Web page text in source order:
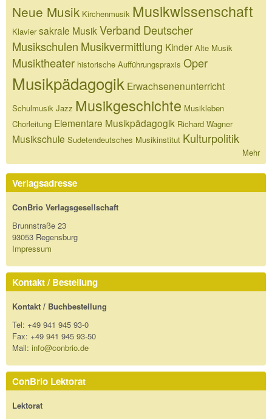
Neue Musik Kirchenmusik Musikwissenschaft
Klavier sakrale Musik Verband Deutscher
Musikschulen Musikvermittlung Kinder Alte Musik
Musiktheater historische Aufführungspraxis Oper
Musikpädagogik Erwachsenenunterricht
Schulmusik Jazz Musikgeschichte Musikleben
Chorleitung Elementare Musikpädagogik Richard Wagner
Musikschule Sudetendeutsches Musikinstitut Kulturpolitik
Mehr
Verlagsadresse
ConBrio Verlagsgesellschaft
Brunnstraße 23
93053 Regensburg
Impressum
Kontakt / Bestellung
Kontakt / Buchbestellung
Tel: +49 941 945 93-0
Fax: +49 941 945 93-50
Mail: info@conbrio.de
ConBrio Lektorat
Lektorat